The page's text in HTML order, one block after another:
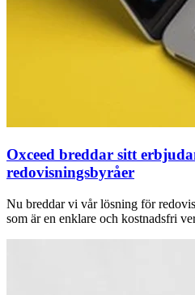
Oxceed breddar sitt
redovisningsbyråer
Nu breddar vi vår lösning för
som är en enklare och kostnadsfri